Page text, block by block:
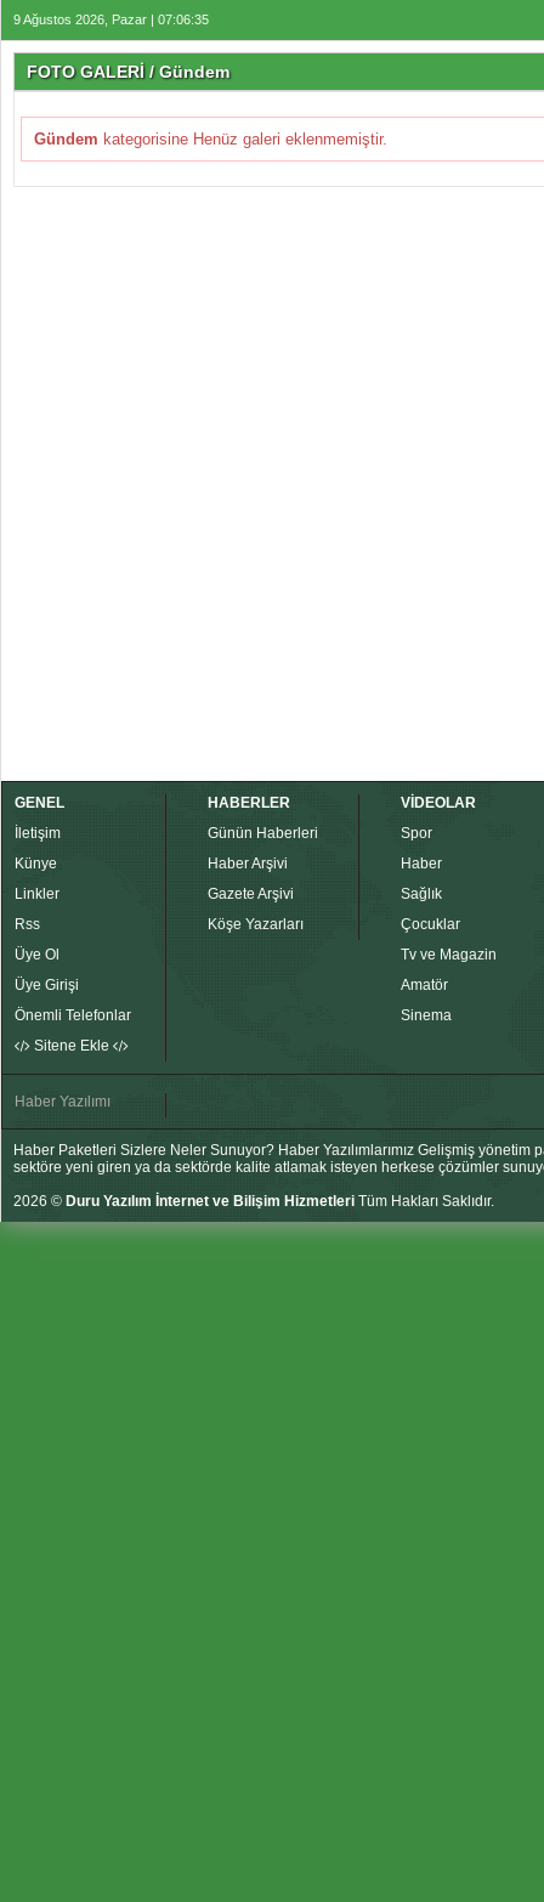
9 Ağustos 2026, Pazar | 07:06:35
FOTO GALERİ / Gündem
Gündem kategorisine Henüz galeri eklenmemiştir.
GENEL
İletişim
Künye
Linkler
Rss
Üye Ol
Üye Girişi
Önemli Telefonlar
Sitene Ekle
HABERLER
Günün Haberleri
Haber Arşivi
Gazete Arşivi
Köşe Yazarları
VİDEOLAR
Spor
Haber
Sağlık
Çocuklar
Tv ve Magazin
Amatör
Sinema
Haber Yazılımı
Haber Paketleri Sizlere Neler Sunuyor? Haber Yazılımlarımız Gelişmiş
sektöre yeni giren ya da sektörde kalite atlamak isteyen herkese çözümler
2026 © Duru Yazılım İnternet ve Bilişim Hizmetleri Tüm Hakları Saklıdır.